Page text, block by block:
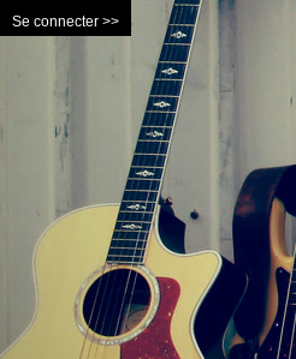
Se connecter >>